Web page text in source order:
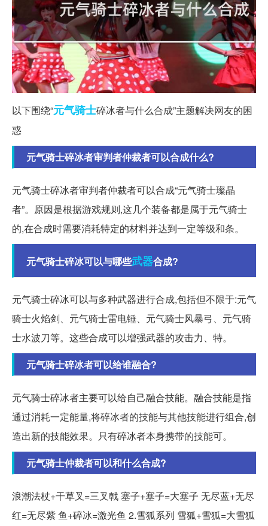
以下围绕“元气骑士碎冰者与什么合成”主题解决网友的困
惑
元气骑士碎冰者审判者仲裁者可以合成什么?
元气骑士碎冰者审判者仲裁者可以合成“元气骑士璨晶
者”。原因是根据游戏规则,这几个装备都是属于元气骑士
的,在合成时需要消耗特定的材料并达到一定等级和条。
元气骑士碎冰可以与哪些武器合成?
元气骑士碎冰可以与多种武器进行合成,包括但不限于:元气
骑士火焰剑、元气骑士雷电锤、元气骑士风暴弓、元气骑
士水波刀等。这些合成可以增强武器的攻击力、特。
元气骑士碎冰者可以给谁融合?
元气骑士碎冰者主要可以给自己融合技能。融合技能是指
通过消耗一定能量,将碎冰者的技能与其他技能进行组合,创
造出新的技能效果。只有碎冰者本身携带的技能可。
元气骑士仲裁者可以和什么合成?
浪潮法杖+干草叉=三叉戟 塞子+塞子=大塞子 无尽蓝+无尽
红=无尽紫 鱼+碎冰=激光鱼 2.雪狐系列 雪狐+雪狐=大雪狐